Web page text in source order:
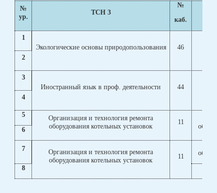
№
ур.
ТСН 3
№
каб.
1
Экологические основы природопользования
46
2
3
Иностранный язык в проф. деятельности
44
4
5
Организация и технология ремонта
оборудования котельных установок
11
6
7
Организация и технология ремонта
оборудования котельных установок
11
8